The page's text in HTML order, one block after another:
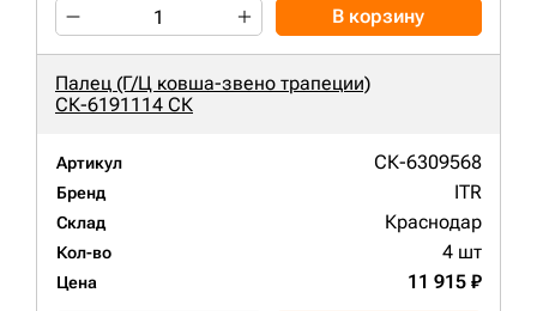
В корзину
Палец (Г/Ц ковша-звено трапеции)
СК-6191114 СК
Артикул СК-6309568
Бренд ITR
Склад Краснодар
Кол-во 4 шт
Цена 11 915 ₽